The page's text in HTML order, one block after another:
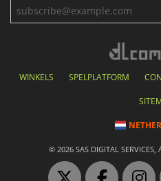
WINKELS SPELPLATFORM
© 2026 SAS DIGITAL